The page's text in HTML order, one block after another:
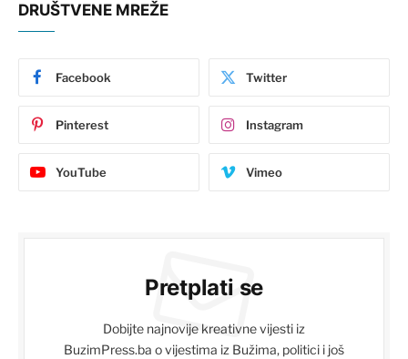
DRUŠTVENE MREŽE
Facebook Twitter
Pinterest Instagram
YouTube Vimeo
Pretplati se
Dobijte najnovije kreativne vijesti iz
BuzimPress.ba o vijestima iz Bužima, politici i još